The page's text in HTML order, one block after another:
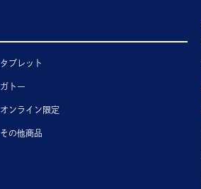
タブレット
ガトー
オンライン限定
その他商品